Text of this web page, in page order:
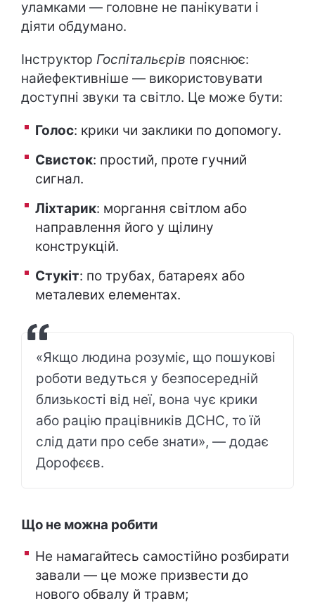
уламками — головне не панікувати і
діяти обдумано.
Інструктор Госпітальєрів пояснює:
найефективніше — використовувати
доступні звуки та світло. Це може бути:
Голос: крики чи заклики по допомогу.
Свисток: простий, проте гучний
сигнал.
Ліхтарик: моргання світлом або
направлення його у щілину
конструкцій.
Стукіт: по трубах, батареях або
металевих елементах.
«Якщо людина розуміє, що пошукові
роботи ведуться у безпосередній
близькості від неї, вона чує крики
або рацію працівників ДСНС, то їй
слід дати про себе знати», — додає
Дорофєєв.
Що не можна робити
Не намагайтесь самостійно розбирати
завали — це може призвести до
нового обвалу й травм;